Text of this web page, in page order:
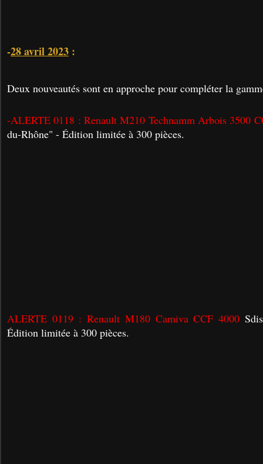
-28 avril 2023 :
Deux nouveautés sont en approche pour compléter la
-ALERTE 0118 : Renault M210 Technamm Arbois 3500
du-Rhône" - Édition limitée à 300 pièces.
ALERTE 0119 : Renault M180 Camiva CCF 4000
Édition limitée à 300 pièces.